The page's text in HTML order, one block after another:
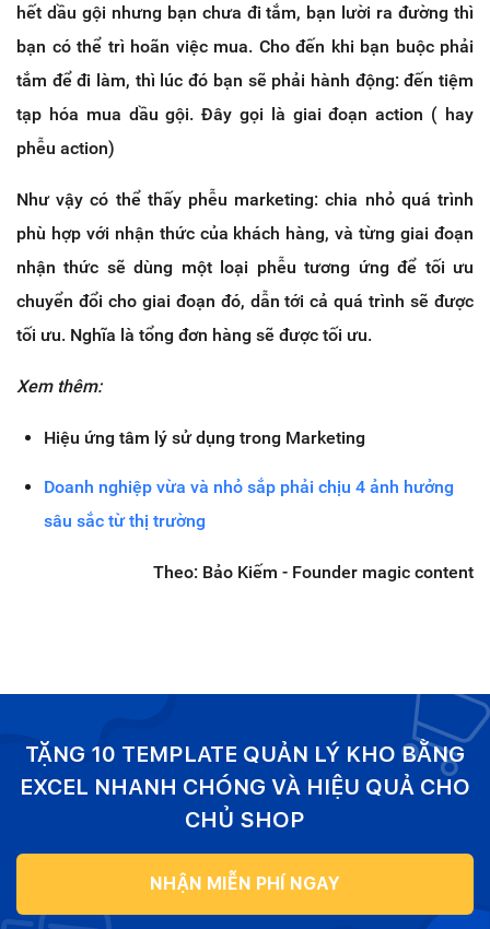
hết dầu gội nhưng bạn chưa đi tắm, bạn lười ra đường thì
bạn có thể trì hoãn việc mua. Cho đến khi bạn buộc phải
tắm để đi làm, thì lúc đó bạn sẽ phải hành động: đến tiệm
tạp hóa mua dầu gội. Đây gọi là giai đoạn action ( hay
phễu action)
Như vậy có thể thấy phễu marketing: chia nhỏ quá trình
phù hợp với nhận thức của khách hàng, và từng giai đoạn
nhận thức sẽ dùng một loại phễu tương ứng để tối ưu
chuyển đổi cho giai đoạn đó, dẫn tới cả quá trình sẽ được
tối ưu. Nghĩa là tổng đơn hàng sẽ được tối ưu.
Xem thêm:
Hiệu ứng tâm lý sử dụng trong Marketing
Doanh nghiệp vừa và nhỏ sắp phải chịu 4 ảnh hưởng
sâu sắc từ thị trường
Theo: Bảo Kiếm - Founder magic content
TẶNG 10 TEMPLATE QUẢN LÝ KHO BẰNG
EXCEL NHANH CHÓNG VÀ HIỆU QUẢ CHO
CHỦ SHOP
NHẬN MIỄN PHÍ NGAY